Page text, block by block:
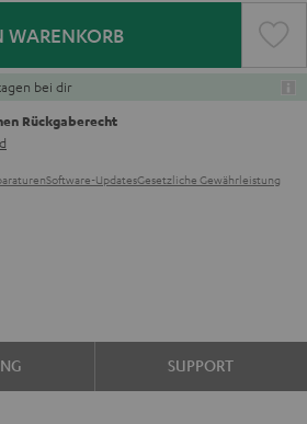
WARENKORB
bei dir
Rückgaberecht
Software-UpdatesGesetzliche Gewährleistung
SUPPORT